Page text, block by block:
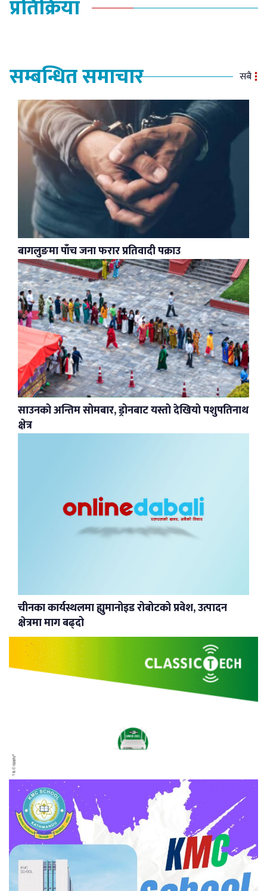
प्रतिक्रिया
सम्बन्धित समाचार सबै
बागलुङमा पाँच जना फरार प्रतिवादी पक्राउ
साउनको अन्तिम सोमबार, ड्रोनबाट यस्तो देखियो पशुपतिनाथ
क्षेत्र
चीनका कार्यस्थलमा ह्युमानोइड रोबोटको प्रवेश, उत्पादन
क्षेत्रमा माग बढ्दो